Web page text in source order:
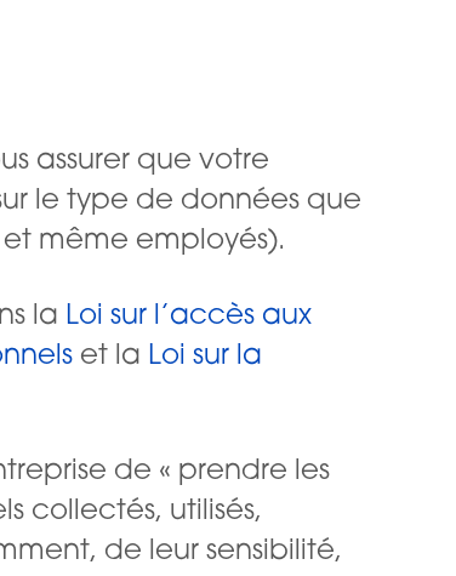
assurer que votre
le type de données que
même employés).
la Loi sur l’accès aux
et la Loi sur la
de « prendre les
collectés, utilisés,
de leur sensibilité,